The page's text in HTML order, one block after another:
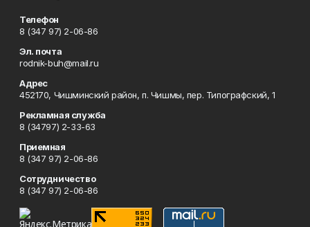
Телефон
8 (347 97) 2-06-86
Эл. почта
rodnik-buh@mail.ru
Адрес
452170, Чишминский район, п. Чишмы, пер. Типографский, 1
Рекламная служба
8 (34797) 2-33-63
Приемная
8 (347 97) 2-06-86
Сотрудничество
8 (347 97) 2-06-86